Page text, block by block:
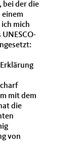
bei der die
mich
mit dem
die
von